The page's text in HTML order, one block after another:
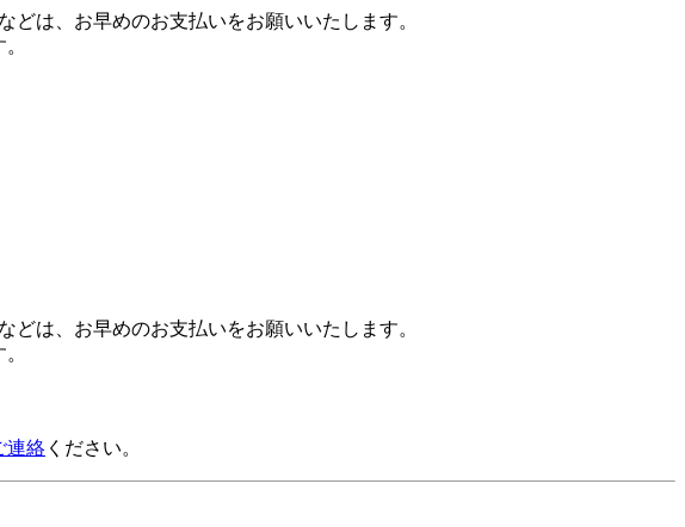
は、お早めのお支払いをお願いいたします。
は、お早めのお支払いをお願いいたします。
連絡 ください。